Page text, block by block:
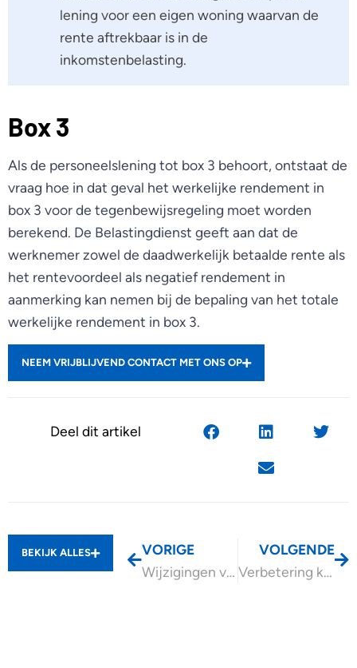
lening voor een eigen woning waarvan de
rente aftrekbaar is in de
inkomstenbelasting.
Box 3
Als de personeelslening tot box 3 behoort, ontstaat de
vraag hoe in dat geval het werkelijke rendement in
box 3 voor de tegenbewijsregeling moet worden
berekend. De Belastingdienst geeft aan dat de
werknemer zowel de daadwerkelijk betaalde rente als
het rentevoordeel als negatief rendement in
aanmerking kan nemen bij de bepaling van het totale
werkelijke rendement in box 3.
NEEM VRIJBLIJVEND CONTACT MET ONS OP
Deel dit artikel
BEKIJK ALLES
VORIGE
Wijzigingen van de BOR en DSR gaan niet door
VOLGENDE
Verbetering koopkracht deeltijd-minimumloners